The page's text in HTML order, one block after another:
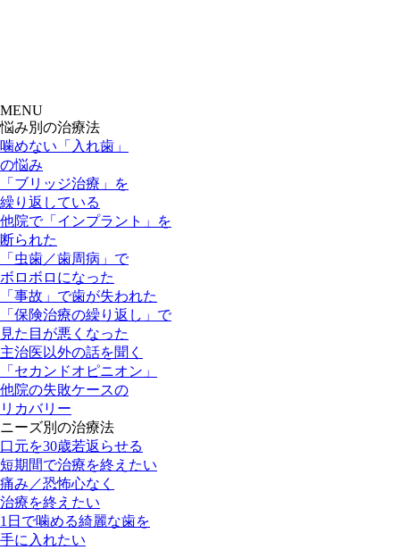
MENU
悩み別の治療法
噛めない「入れ歯」
の悩み
「ブリッジ治療」を
繰り返している
他院で「インプラント」を
断られた
「虫歯／歯周病」で
ボロボロになった
「事故」で歯が失われた
「保険治療の繰り返し」で
見た目が悪くなった
主治医以外の話を聞く
「セカンドオピニオン」
他院の失敗ケースの
リカバリー
ニーズ別の治療法
口元を30歳若返らせる
短期間で治療を終えたい
痛み／恐怖心なく
治療を終えたい
1日で噛める綺麗な歯を
手に入れたい